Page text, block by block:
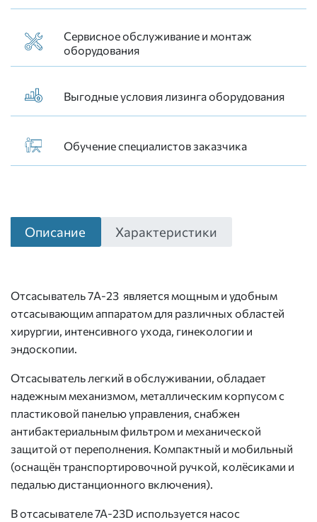
Сервисное обслуживание и монтаж
оборудования
Выгодные условия лизинга оборудования
Обучение специалистов заказчика
Описание Характеристики
Отсасыватель 7A-23 является мощным и удобным
отсасывающим аппаратом для различных областей
хирургии, интенсивного ухода, гинекологии и
эндоскопии.
Отсасыватель легкий в обслуживании, обладает
надежным механизмом, металлическим корпусом с
пластиковой панелью управления, снабжен
антибактериальным фильтром и механической
защитой от переполнения. Компактный и мобильный
(оснащён транспортировочной ручкой, колёсиками и
педалью дистанционного включения).
В отсасывателе 7А-23D используется насос